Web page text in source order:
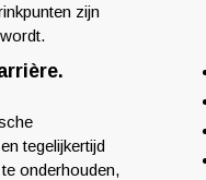
zijn
tegelijkertijd
onderhouden,